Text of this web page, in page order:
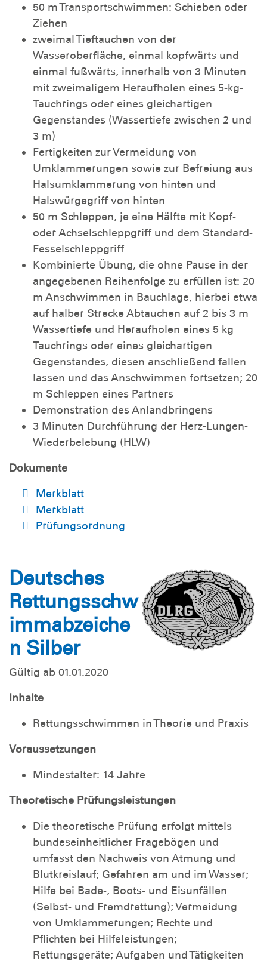
50 m Transportschwimmen: Schieben oder
Ziehen
zweimal Tieftauchen von der
Wasseroberfläche, einmal kopfwärts und
einmal fußwärts, innerhalb von 3 Minuten
mit zweimaligem Heraufholen eines 5-kg-
Tauchrings oder eines gleichartigen
Gegenstandes (Wassertiefe zwischen 2 und
3 m)
Fertigkeiten zur Vermeidung von
Umklammerungen sowie zur Befreiung aus
Halsumklammerung von hinten und
Halswürgegriff von hinten
50 m Schleppen, je eine Hälfte mit Kopf-
oder Achselschleppgriff und dem Standard-
Fesselschleppgriff
Kombinierte Übung, die ohne Pause in der
angegebenen Reihenfolge zu erfüllen ist: 20
m Anschwimmen in Bauchlage, hierbei etwa
auf halber Strecke Abtauchen auf 2 bis 3 m
Wassertiefe und Heraufholen eines 5 kg
Tauchrings oder eines gleichartigen
Gegenstandes, diesen anschließend fallen
lassen und das Anschwimmen fortsetzen; 20
m Schleppen eines Partners
Demonstration des Anlandbringens
3 Minuten Durchführung der Herz-Lungen-
Wiederbelebung (HLW)
Dokumente
Merkblatt
Merkblatt
Prüfungsordnung
Deutsches
Rettungsschw
immabzeiche
n Silber
Gültig ab 01.01.2020
Inhalte
Rettungsschwimmen in Theorie und Praxis
Voraussetzungen
Mindestalter: 14 Jahre
Theoretische Prüfungsleistungen
Die theoretische Prüfung erfolgt mittels
bundeseinheitlicher Fragebögen und
umfasst den Nachweis von Atmung und
Blutkreislauf; Gefahren am und im Wasser;
Hilfe bei Bade-, Boots- und Eisunfällen
(Selbst- und Fremdrettung); Vermeidung
von Umklammerungen; Rechte und
Pflichten bei Hilfeleistungen;
Rettungsgeräte; Aufgaben und Tätigkeiten